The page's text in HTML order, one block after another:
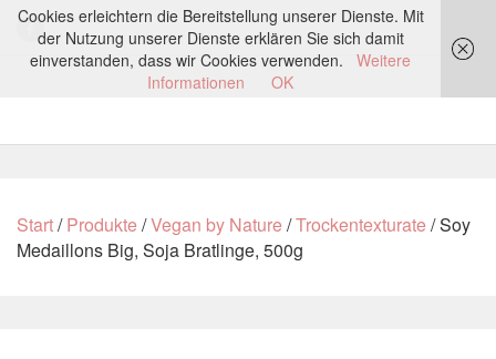
Start/Produkte /Vegan by Nature /Trockentexturate / Soy
Medaillons Big, Soja Bratlinge, 500g
Cookies erleichtern die Bereitstellung unserer Dienste. Mit
der Nutzung unserer Dienste erklären Sie sich damit
einverstanden, dass wir Cookies verwenden.
Weitere
Informationen
OK